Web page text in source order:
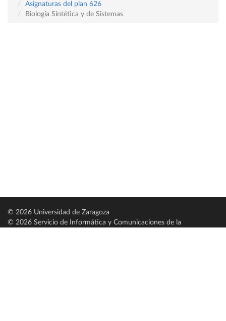
Asignaturas del plan 626
Biología Sintética y de Sistemas
© 2026 Universidad de Zaragoza
© 2026 Servicio de Informática y Comunicaciones de la